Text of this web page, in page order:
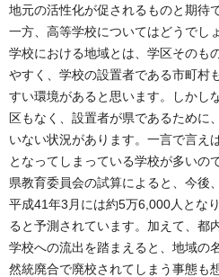
地元の活性化が促されるものと期待
一方、高等学校についてはどうでし
学校における地域とは、学区そのも
やすく、学校の設置者である市町村
すい環境があると思います。しかし
区もなく、設置者が県であるために
いない状況があります。一言で言え
となってしまっている学校が多いの
県教育委員会の試算によると、今後
平成41年3月には約5万6,000人とな
ると予測されています。加えて、都
学校への流出を踏まえると、地域の
然統廃合で廃校されてしまう事態も